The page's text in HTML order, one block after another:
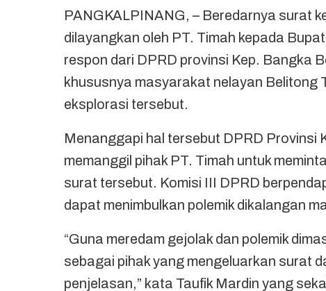
PANGKALPINANG, – Beredarnya surat
dilayangkan oleh PT. Timah kepada
respon dari DPRD provinsi Kep. Bangka
khususnya masyarakat nelayan Belitong
eksplorasi tersebut.
Menanggapi hal tersebut DPRD Provinsi
memanggil pihak PT. Timah untuk
surat tersebut. Komisi III DPRD
dapat menimbulkan polemik dikalangan
“Guna meredam gejolak dan polemik
sebagai pihak yang mengeluarkan surat
penjelasan,” kata Taufik Mardin yang